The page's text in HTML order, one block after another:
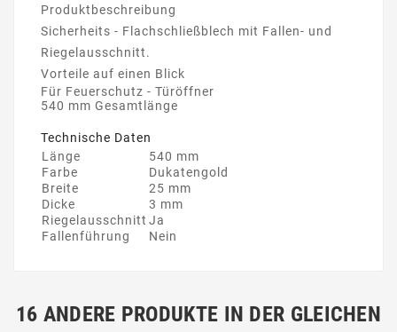
Produktbeschreibung
Sicherheits - Flachschließblech mit Fallen- und
Riegelausschnitt.
Vorteile auf einen Blick
Für Feuerschutz - Türöffner
540 mm Gesamtlänge
Technische Daten
Länge
540 mm
Farbe
Dukatengold
Breite
25 mm
Dicke
3 mm
Riegelausschnitt Ja
Fallenführung
Nein
16 ANDERE PRODUKTE IN DER GLEICHEN